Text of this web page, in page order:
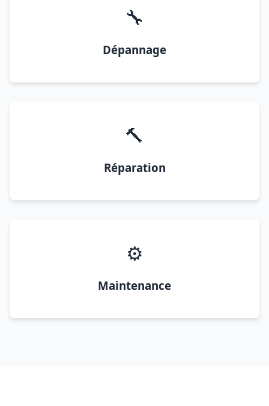
🔧
Dépannage
🔨
Réparation
⚙️
Maintenance